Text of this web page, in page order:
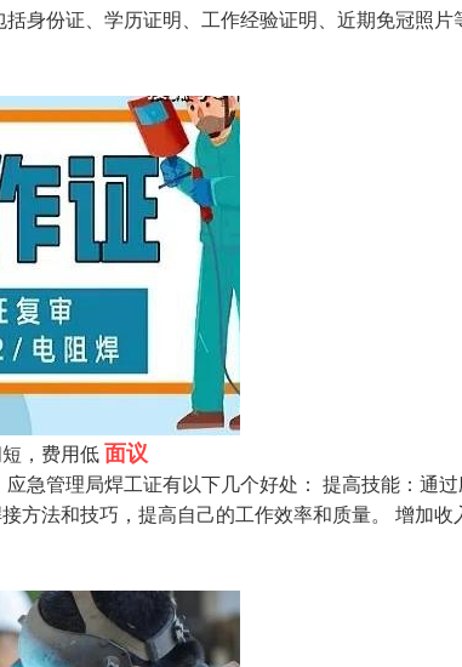
身份证、学历证明、工作经验证明、近期免冠照
，费用低面议
急管理局焊工证有以下几个好处： 提高技能：通
方法和技巧，提高自己的工作效率和质量。 增加